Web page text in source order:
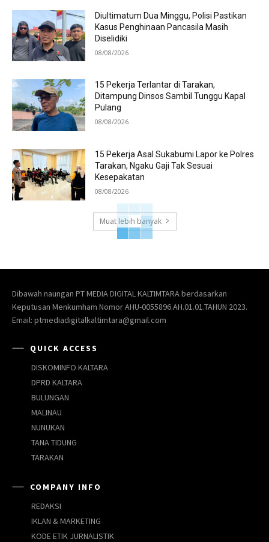
Diultimatum Dua Minggu, Polisi Pastikan
Kasus Penghinaan Pancasila Masih
Diselidiki
08/08/2026
15 Pekerja Terlantar di Tarakan,
Ditampung Dinsos Sambil Tunggu Kapal
Pulang
08/08/2026
15 Pekerja Asal Sukabumi Lapor ke Polres
Tarakan, Ngaku Gaji Tak Sesuai
Kesepakatan
08/08/2026
Muat lebih banyak
Dibawah naungan PT MEDIA DIGITAL KALTIMTARA berdasarkan
Keputusan Menkumham Nomor AHU-0055896.AH.01.01.TAHUN 2023.
Email: ptmediadigitalkaltimtara@gmail.com
QUICK ACCESS
DISKOMINFO KALTARA
DPRD KALTARA
BULUNGAN
MALINAU
NUNUKAN
TANA TIDUNG
TARAKAN
COMPANY INFO
REDAKSI
IKLAN & MARKETING
KODE ETIK JURNALISTIK